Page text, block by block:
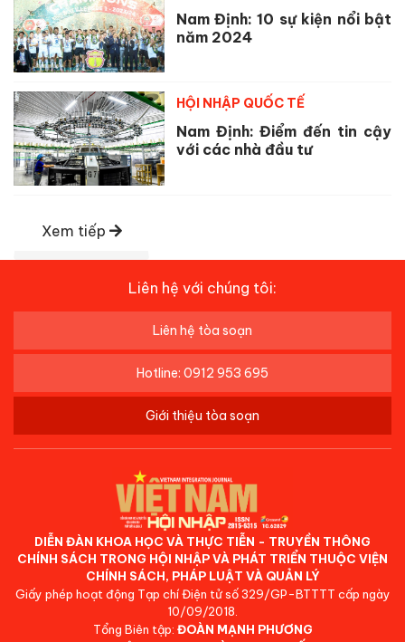
Nam Định: 10 sự kiện nổi bật
năm 2024
HỘI NHẬP QUỐC TẾ
Nam Định: Điểm đến tin cậy
với các nhà đầu tư
Xem tiếp
Liên hệ với chúng tôi:
Liên hệ tòa soạn
Hotline: 0912 953 695
Giới thiệu tòa soạn
DIỄN ĐÀN KHOA HỌC VÀ THỰC TIỄN - TRUYỀN THÔNG
CHÍNH SÁCH TRONG HỘI NHẬP VÀ PHÁT TRIỂN THUỘC VIỆN
CHÍNH SÁCH, PHÁP LUẬT VÀ QUẢN LÝ
Giấy phép hoạt động Tạp chí Điện tử số 329/GP-BTTTT cấp ngày
10/09/2018.
Tổng Biên tập: ĐOÀN MẠNH PHƯƠNG